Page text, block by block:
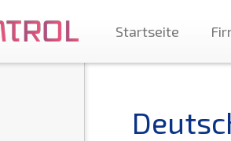
Startseite